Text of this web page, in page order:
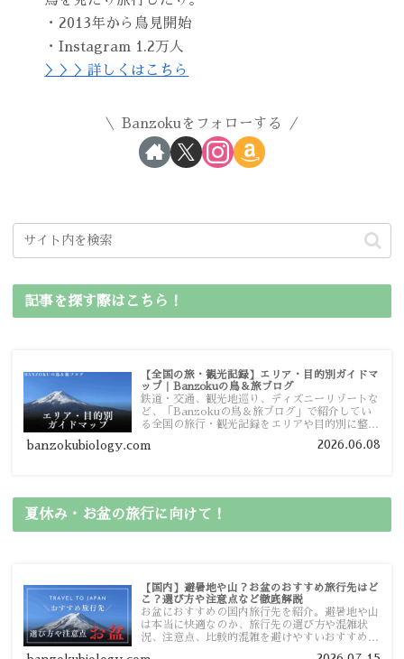
・2013年から鳥見開始
・Instagram 1.2万人
＞＞＞詳しくはこちら
Banzokuをフォローする
記事を探す際はこちら！
【全国の旅・観光記録】エリア・目的別ガイドマ
ップ｜Banzokuの鳥＆旅ブログ
鉄道・交通、観光地巡り、ディズニーリゾートな
ど、「Banzokuの鳥＆旅ブログ」で紹介してい
る全国の旅行・観光記録をエリアや目的別に整理
ガイドマップからスムーズに見つけていただけま
banzokubiology.com 2026.06.08
夏休み・お盆の旅行に向けて！
【国内】避暑地や山？お盆のおすすめ旅行先はど
こ？選び方や注意点など徹底解説
お盆におすすめの国内旅行先を紹介。避暑地や山
は本当に快適なのか、旅行先の選び方や混雑状
況、注意点、比較的混雑を避けやすいおすすめス